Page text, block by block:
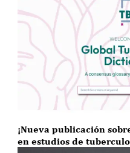
¡Nueva publicación
en estudios de